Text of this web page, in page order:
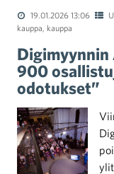
19.01.2026 13:06
kauppa, kauppa
900
odotukset”